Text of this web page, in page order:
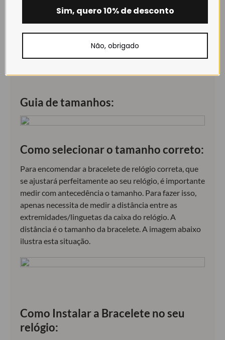
resistência superiores.
de bovino, que resulta de resíduos/desperdícios da
Guia de tamanhos:
Como selecionar o tamanho correto:
Para encomendar a bracelete de relógio correta, que
se ajustará perfeitamente ao seu relógio, é importante
medir com antecedência o tamanho. Para fazer isso,
apenas necessita de medir a distância entre as
extremidades/linguetas da caixa do relógio. A
distância é o tamanho da bracelete. A imagem abaixo
ilustra esta situação.
Como Instalar a Bracelete no seu
relógio:
Sim, quero 10% de desconto
Não, obrigado